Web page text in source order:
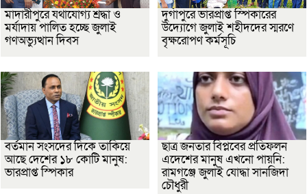
মাদারীপুরে যথাযোগ্য শ্রদ্ধা ও
মর্যাদায় পালিত হচ্ছে জুলাই
গণঅভ্যুত্থান দিবস
দুর্গাপুরে ভারপ্রাপ্ত স্পিকারের
উদ্যোগে জুলাই শহীদদের স্মরণে
বৃক্ষরোপণ কর্মসূচি
বর্তমান সংসদের দিকে তাকিয়ে
আছে দেশের ১৮ কোটি মানুষ:
ভারপ্রাপ্ত স্পিকার
ছাত্র জনতার বিপ্লবের প্রতিফলন
এদেশের মানুষ এখনো পায়নি:
রামগঞ্জে জুলাই যোদ্ধা সানজিদা
চৌধুরী